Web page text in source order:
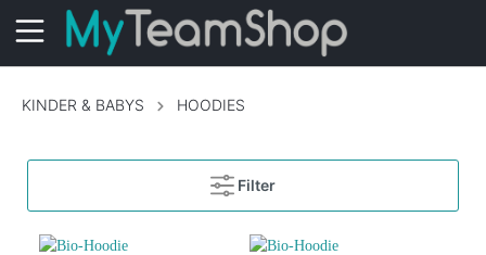
KINDER & BABYS HOODIES
Filter